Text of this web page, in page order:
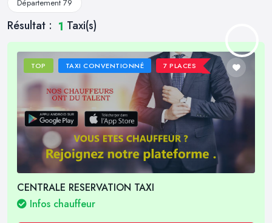
Département 79
Résultat : 1 Taxi(s)
TOP TAXI CONVENTIONNÉ 7 PLACES
CENTRALE RESERVATION TAXI
Infos chauffeur